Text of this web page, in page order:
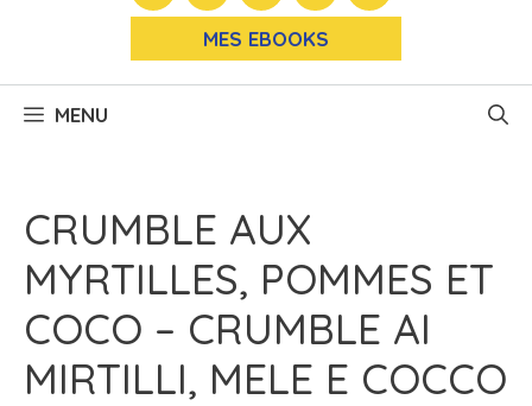
MES EBOOKS
MENU
CRUMBLE AUX
MYRTILLES, POMMES ET
COCO – CRUMBLE AI
MIRTILLI, MELE E COCCO